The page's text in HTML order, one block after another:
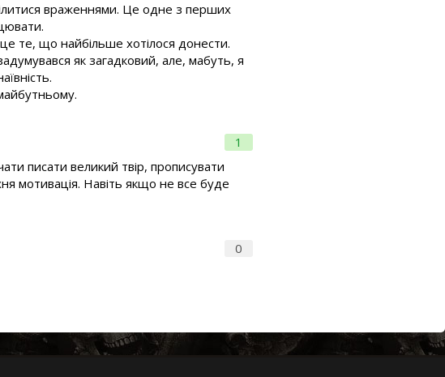
враженнями. Це одне з перших
те, що найбільше хотілося донести.
як загадковий, але, мабуть, я
1
писати великий твір, прописувати
мотивація. Навіть якщо не все буде
0